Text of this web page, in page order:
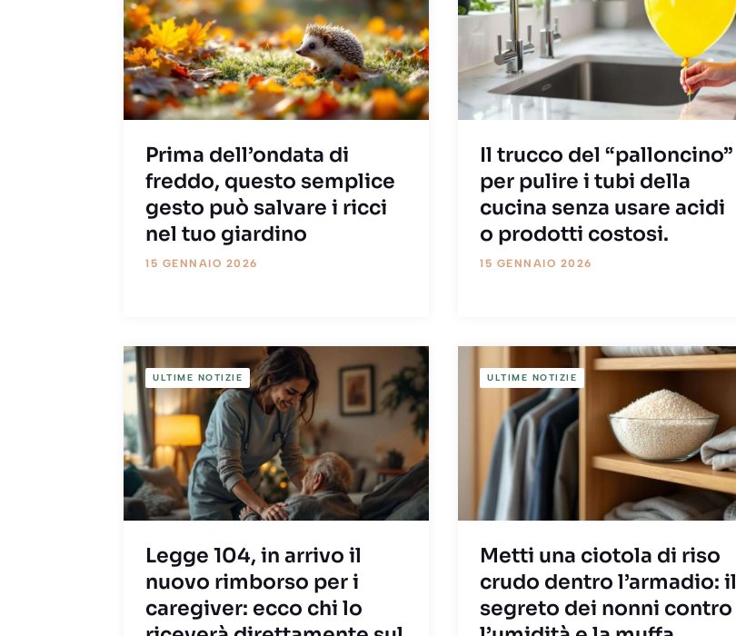
Prima dell’ondata di
freddo, questo semplice
gesto può salvare i ricci
nel tuo giardino
15 GENNAIO 2026
Il trucco del “palloncino”
per pulire i tubi della
cucina senza usare acidi
o prodotti costosi.
15 GENNAIO 2026
ULTIME NOTIZIE
Legge 104, in arrivo il
nuovo rimborso per i
caregiver: ecco chi lo
ULTIME NOTIZIE
Metti una ciotola di riso
crudo dentro l’armadio: il
segreto dei nonni contro